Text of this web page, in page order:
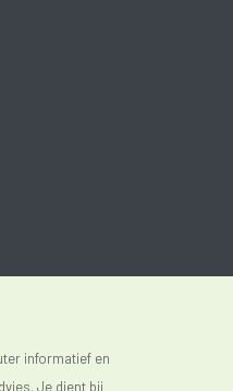
informatief en
Je dient bij